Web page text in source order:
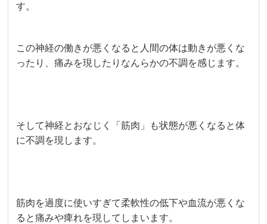
す。
この神経の働きが悪くなると人間の体は動きが悪くな
ったり、痛みを現したりなんらかの不調を感じます。
そして神経とおなじく「筋肉」も状態が悪くなると体
に不調を現します。
筋肉を過度に使いすぎて柔軟性の低下や血流が悪くな
ると痛みや痺れを現してしまいます。